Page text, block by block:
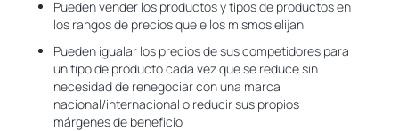
Pueden vender los productos y tipos de productos en
los rangos de precios que ellos mismos elijan
Pueden igualar los precios de sus competidores para
un tipo de producto cada vez que se reduce sin
necesidad de renegociar con una marca
nacional/internacional o reducir sus propios
márgenes de beneficio